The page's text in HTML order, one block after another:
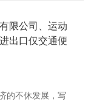
限公司、运动
出口仅交通便
的不休发展，写